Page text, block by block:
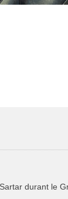
durant le